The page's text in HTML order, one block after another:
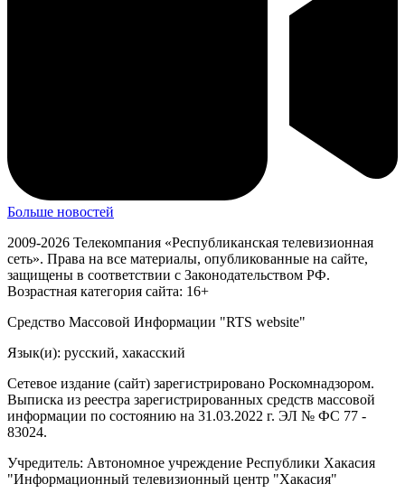
Больше новостей
2009-2026 Телекомпания «Республиканская телевизионная
сеть». Права на все материалы, опубликованные на сайте,
защищены в соответствии с Законодательством РФ.
Возрастная категория сайта: 16+
Средство Массовой Информации "RTS website"
Язык(и): русский, хакасский
Сетевое издание (сайт) зарегистрировано Роскомнадзором.
Выписка из реестра зарегистрированных средств массовой
информации по состоянию на 31.03.2022 г. ЭЛ № ФС 77 -
83024.
Учредитель: Автономное учреждение Республики Хакасия
"Информационный телевизионный центр "Хакасия"